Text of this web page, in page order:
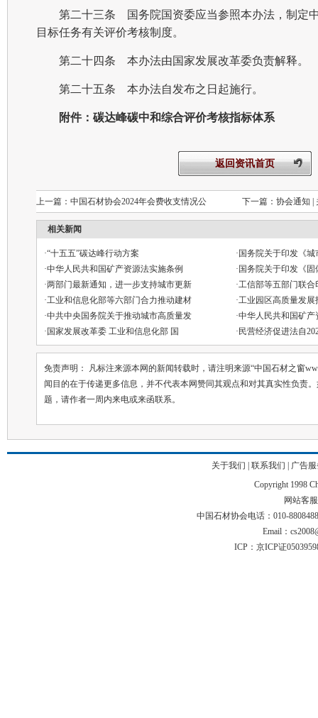
第二十三条 国务院国资委应当参照本办法，制定
目标任务有关评价考核制度。
第二十四条 本办法由国家发展改革委负责解释。
第二十五条 本办法自发布之日起施行。
附件：碳达峰碳中和综合评价考核指标体系
返回资讯首页
上一篇： 中国石材协会2024年会费收支情况公 下一篇： 协会通知 |
相关新闻
·“十五五”碳达峰行动方案 · 国务院关于印发《城
·中华人民共和国矿产资源法实施条例 · 国务院关于印发《
·两部门最新通知，进一步支持城市更新 ·工信部等五部门联
·工业和信息化部等六部门合力推动建材 ·工业园区高质量发展
·中共中央国务院关于推动城市高质量发 ·中华人民共和国矿产
· 国家发展改革委 工业和信息化部 国 · 民营经济促进法自
免责声明： 凡标注来源本网的新闻转载时，请注明来源“中国石材之窗
闻目的在于传递更多信息，并不代表本网赞同其观点和对其真实性负责
题，请作者一周内来电或来函联系。
关于我们 联系我们
广告
Copyright 1998
网站客
中国石材协会电话：010-
Email：
ICP：京ICP证